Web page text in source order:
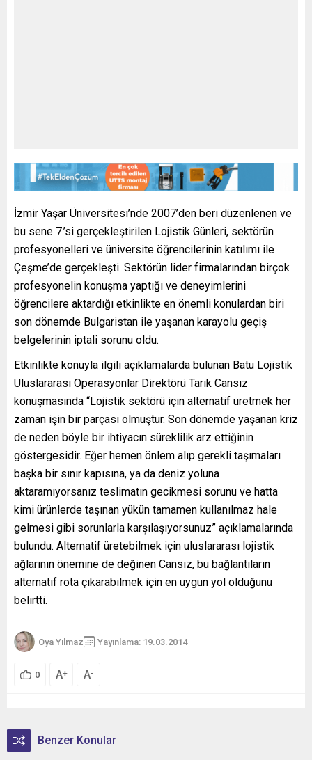
İzmir Yaşar Üniversitesi’nde 2007’den beri düzenlenen ve
bu sene 7.’si gerçekleştirilen Lojistik Günleri, sektörün
profesyonelleri ve üniversite öğrencilerinin katılımı ile
Çeşme’de gerçekleşti. Sektörün lider firmalarından birçok
profesyonelin konuşma yaptığı ve deneyimlerini
öğrencilere aktardığı etkinlikte en önemli konulardan biri
son dönemde Bulgaristan ile yaşanan karayolu geçiş
belgelerinin iptali sorunu oldu.
Etkinlikte konuyla ilgili açıklamalarda bulunan Batu Lojistik
Uluslararası Operasyonlar Direktörü Tarık Cansız
konuşmasında “Lojistik sektörü için alternatif üretmek her
zaman işin bir parçası olmuştur. Son dönemde yaşanan kriz
de neden böyle bir ihtiyacın süreklilik arz ettiğinin
göstergesidir. Eğer hemen önlem alıp gerekli taşımaları
başka bir sınır kapısına, ya da deniz yoluna
aktaramıyorsanız teslimatın gecikmesi sorunu ve hatta
kimi ürünlerde taşınan yükün tamamen kullanılmaz hale
gelmesi gibi sorunlarla karşılaşıyorsunuz” açıklamalarında
bulundu. Alternatif üretebilmek için uluslararası lojistik
ağlarının önemine de değinen Cansız, bu bağlantıların
alternatif rota çıkarabilmek için en uygun yol olduğunu
belirtti.
Oya Yılmaz Yayınlama: 19.03.2014
0 A+ A-
Benzer Konular